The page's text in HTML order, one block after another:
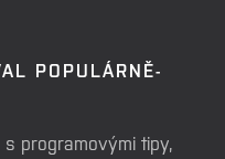
POPULÁRNĚ-
programovými tipy,